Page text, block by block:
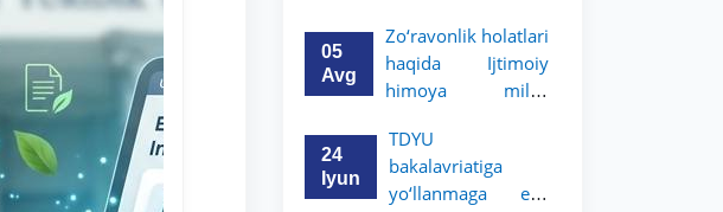
05
Avg
Zo‘ravonlik holatlari
haqida Ijtimoiy
himoya milliy
hududiy
boʻlinmalariga
murojaat qiling
24
Iyun
TDYU
bakalavriatiga
yo‘llanmaga ega